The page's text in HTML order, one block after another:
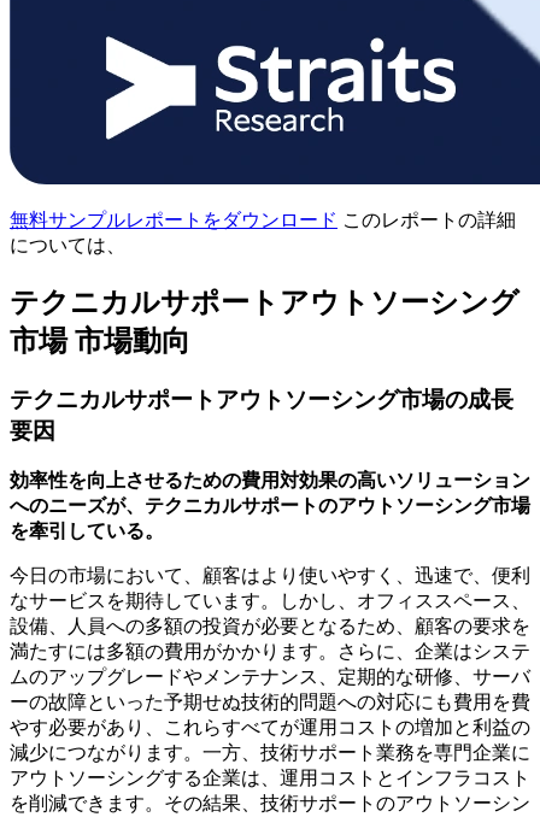
無料サンプルレポートをダウンロード このレポートの詳細
については、
テクニカルサポートアウトソーシング
市場 市場動向
テクニカルサポートアウトソーシング市場の成長
要因
効率性を向上させるための費用対効果の高いソリューション
へのニーズが、テクニカルサポートのアウトソーシング市場
を牽引している。
今日の市場において、顧客はより使いやすく、迅速で、便利
なサービスを期待しています。しかし、オフィススペース、
設備、人員への多額の投資が必要となるため、顧客の要求を
満たすには多額の費用がかかります。さらに、企業はシステ
ムのアップグレードやメンテナンス、定期的な研修、サーバ
ーの故障といった予期せぬ技術的問題への対応にも費用を費
やす必要があり、これらすべてが運用コストの増加と利益の
減少につながります。一方、技術サポート業務を専門企業に
アウトソーシングする企業は、運用コストとインフラコスト
を削減できます。その結果、技術サポートのアウトソーシン